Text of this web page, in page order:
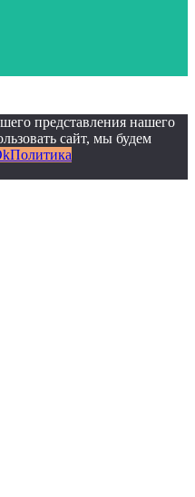
представления нашего
сайт, мы будем
Политика